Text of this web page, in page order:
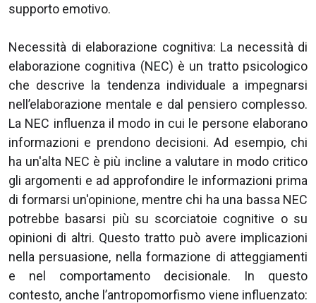
supporto emotivo.
Necessità di elaborazione cognitiva: La necessità di
elaborazione cognitiva (NEC) è un tratto psicologico
che descrive la tendenza individuale a impegnarsi
nell’elaborazione mentale e dal pensiero complesso.
La NEC influenza il modo in cui le persone elaborano
informazioni e prendono decisioni. Ad esempio, chi
ha un'alta NEC è più incline a valutare in modo critico
gli argomenti e ad approfondire le informazioni prima
di formarsi un'opinione, mentre chi ha una bassa NEC
potrebbe basarsi più su scorciatoie cognitive o su
opinioni di altri. Questo tratto può avere implicazioni
nella persuasione, nella formazione di atteggiamenti
e nel comportamento decisionale. In questo
contesto, anche l’antropomorfismo viene influenzato: